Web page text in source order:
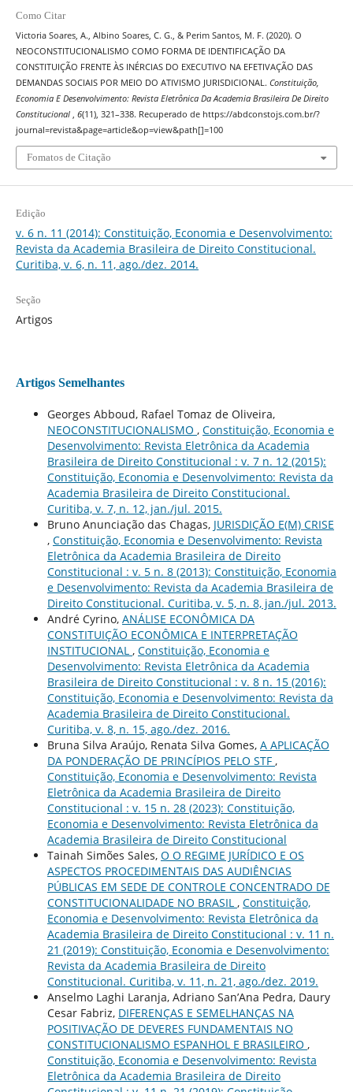
Como Citar
Victoria Soares, A., Albino Soares, C. G., & Perim Santos, M. F. (2020). O
NEOCONSTITUCIONALISMO COMO FORMA DE IDENTIFICAÇÃO DA
CONSTITUIÇÃO FRENTE ÀS INÉRCIAS DO EXECUTIVO NA EFETIVAÇÃO DAS
DEMANDAS SOCIAIS POR MEIO DO ATIVISMO JURISDICIONAL. Constituição,
Economia E Desenvolvimento: Revista Eletrônica Da Academia Brasileira De Direito
Constitucional
6(11), 321–338. Recuperado de https://abdconstojs.com.br/?
journal=revista&page=article&op=view&path[]=100
Fomatos de Citação
Edição
v. 6 n. 11 (2014): Constituição, Economia e Desenvolvimento:
Revista da Academia Brasileira de Direito Constitucional.
Curitiba, v. 6, n. 11, ago./dez. 2014.
Seção
Artigos
Artigos Semelhantes
Georges Abboud, Rafael Tomaz de Oliveira,
NEOCONSTITUCIONALISMO , Constituição, Economia e
Desenvolvimento: Revista Eletrônica da Academia
Brasileira de Direito Constitucional : v. 7 n. 12 (2015):
Constituição, Economia e Desenvolvimento: Revista da
Academia Brasileira de Direito Constitucional.
Curitiba, v. 7, n. 12, jan./jul. 2015.
Bruno Anunciação das Chagas, JURISDIÇÃO E(M) CRISE
, Constituição, Economia e Desenvolvimento: Revista
Eletrônica da Academia Brasileira de Direito
Constitucional : v. 5 n. 8 (2013): Constituição, Economia
e Desenvolvimento: Revista da Academia Brasileira de
Direito Constitucional. Curitiba, v. 5, n. 8, jan./jul. 2013.
André Cyrino, ANÁLISE ECONÔMICA DA
CONSTITUIÇÃO ECONÔMICA E INTERPRETAÇÃO
INSTITUCIONAL , Constituição, Economia e
Desenvolvimento: Revista Eletrônica da Academia
Brasileira de Direito Constitucional : v. 8 n. 15 (2016):
Constituição, Economia e Desenvolvimento: Revista da
Academia Brasileira de Direito Constitucional.
Curitiba, v. 8, n. 15, ago./dez. 2016.
Bruna Silva Araújo, Renata Silva Gomes, A APLICAÇÃO
DA PONDERAÇÃO DE PRINCÍPIOS PELO STF ,
Constituição, Economia e Desenvolvimento: Revista
Eletrônica da Academia Brasileira de Direito
Constitucional : v. 15 n. 28 (2023): Constituição,
Economia e Desenvolvimento: Revista Eletrônica da
Academia Brasileira de Direito Constitucional
Tainah Simões Sales, O O REGIME JURÍDICO E OS
ASPECTOS PROCEDIMENTAIS DAS AUDIÊNCIAS
PÚBLICAS EM SEDE DE CONTROLE CONCENTRADO DE
CONSTITUCIONALIDADE NO BRASIL , Constituição,
Economia e Desenvolvimento: Revista Eletrônica da
Academia Brasileira de Direito Constitucional : v. 11 n.
21 (2019): Constituição, Economia e Desenvolvimento:
Revista da Academia Brasileira de Direito
Constitucional. Curitiba, v. 11, n. 21, ago./dez. 2019.
Anselmo Laghi Laranja, Adriano San’Ana Pedra, Daury
Cesar Fabriz, DIFERENÇAS E SEMELHANÇAS NA
POSITIVAÇÃO DE DEVERES FUNDAMENTAIS NO
CONSTITUCIONALISMO ESPANHOL E BRASILEIRO ,
Constituição, Economia e Desenvolvimento: Revista
Eletrônica da Academia Brasileira de Direito